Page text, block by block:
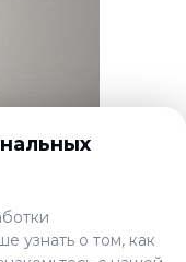
узнать о том, как